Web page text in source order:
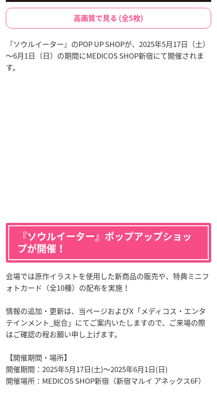
高画質で見る (全5枚)
『ソウルイーター』のPOP UP SHOPが、2025年5月17日（土）
～6月1日（日）の期間にMEDICOS SHOP新宿にて開催されま
す。
『ソウルイーター』ポップアップショッ
プが開催！
会場では原作イラストを使用した新商品の販売や、特典ミニフ
ォトカード（全10種）の配布を実施！
情報の追加・更新は、当ページおよびX「メディコス・エンタ
テインメント_総合」にてご案内いたしますので、ご来場の際
はご確認の程お願い申し上げます。
【開催期間・場所】
開催期間：2025年5月17日(土)～2025年6月1日(日)
開催場所：MEDICOS SHOP新宿（新宿マルイ アネックス6F）